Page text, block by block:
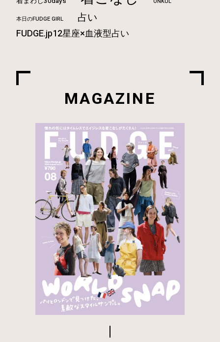
本日のFUDGE GIRL 占い
FUDGE.jp12星座×血液型占い
MAGAZINE